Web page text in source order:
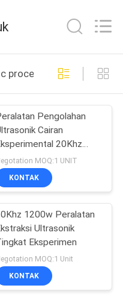
processing equipment
Pengolahan
Cairan
20Khz
Aplikasi
MOQ:1 UNIT
KONTAK
1200w Peralatan
Ultrasonik
Eksperimen
MOQ:1 Unit
KONTAK